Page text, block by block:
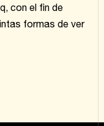
con el fin de
formas de ver